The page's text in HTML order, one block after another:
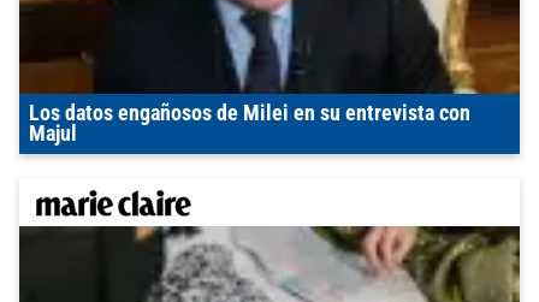
Los datos engañosos de Milei en su entrevista con
Majul